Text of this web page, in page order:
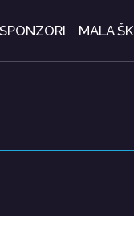
SPONZORI MALA